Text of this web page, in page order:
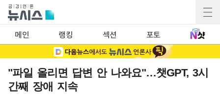
메인 랭킹 섹션 포토
"파일 올리면 답변 안 나와요"…챗GPT, 3시
간째 장애 지속